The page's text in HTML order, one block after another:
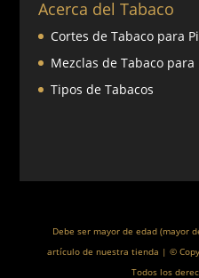
Acerca del Tabaco
Cortes de Tabaco para
Mezclas de Tabaco para
Tipos de Tabacos
Debe ser mayor de edad (mayor
artículo de nuestra tienda | ©
Todos los